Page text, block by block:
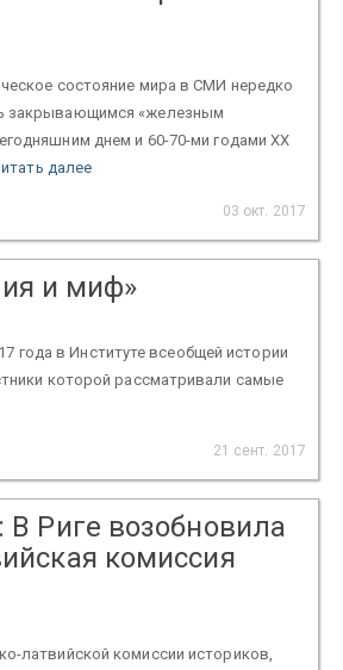
состояние мира в СМИ нередко
закрывающимся «железным
днем и 60-70-ми годами XX
далее
03 окт. 2017
и миф»
года в Институте всеобщей истории
которой рассматривали самые
21 сент. 2017
Риге возобновила
комиссия
латвийской комиссии историков,